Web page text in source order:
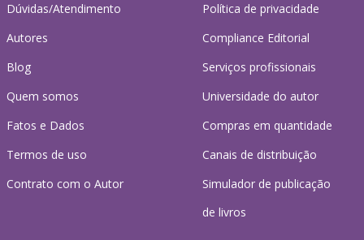
Dúvidas/Atendimento
Autores
Blog
Quem somos
Fatos e Dados
Termos de uso
Contrato com o Autor
Política de privacidade
Compliance Editorial
Serviços profissionais
Universidade do autor
Compras em quantidade
Canais de distribuição
Simulador de publicação
de livros